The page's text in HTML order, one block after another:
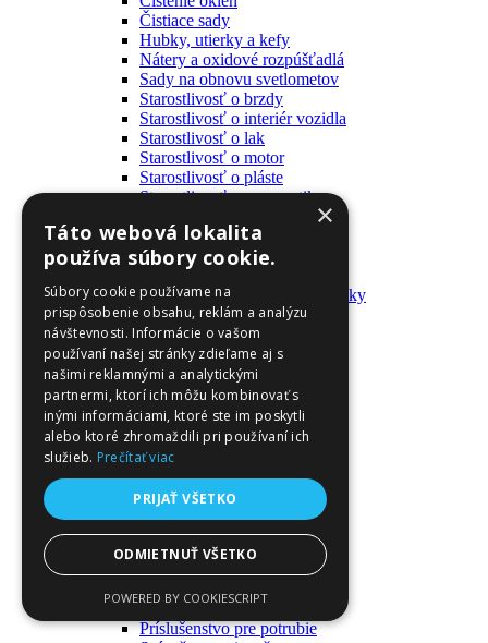
Čistiace sady
Hubky, utierky a kefy
Nátery a oxidové rozpúšťadlá
Sady na obnovu svetlometov
Starostlivosť o brzdy
Starostlivosť o interiér vozidla
Starostlivosť o lak
Starostlivosť o motor
Starostlivosť o pláste
Starostlivosť o pneumatiky
Batohy a tašky
Kľúčenky
Oblečenie
Zmývateľné tetovačky a nálepky
Domáci majster a nástroje
Elektrické zapojenie
Časové spínače
Diferenciálne spínače
Domové zvončeky
Elektrické káble
Káble
Káblové navijáky
Monitory napájania
Nástenné dosky a rámy
Nástroje a ovládače
Podávače
Príruby
Príslušenstvo pre potrubie
×
Táto webová lokalita
používa súbory cookie.
Súbory cookie používame na
prispôsobenie obsahu, reklám a analýzu
návštevnosti. Informácie o vašom
používaní našej stránky zdieľame aj s
našimi reklamnými a analytickými
partnermi, ktorí ich môžu kombinovať s
inými informáciami, ktoré ste im poskytli
alebo ktoré zhromaždili pri používaní ich
služieb. Prečítať viac
PRIJAŤ VŠETKO
ODMIETNUŤ VŠETKO
POWERED BY COOKIESCRIPT